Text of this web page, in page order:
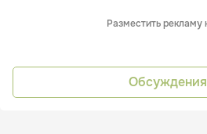
Разместить рекламу
Обсуждения